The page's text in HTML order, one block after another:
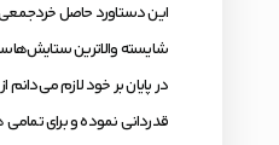
این دستاورد حاصل خردجمعی
شایسته والاترین
در پایان بر خود لازم
قدردانی نموده و برای